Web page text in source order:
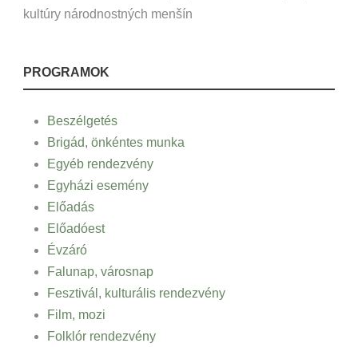
kultúry národnostných menšín
PROGRAMOK
Beszélgetés
Brigád, önkéntes munka
Egyéb rendezvény
Egyházi esemény
Előadás
Előadóest
Évzáró
Falunap, városnap
Fesztivál, kulturális rendezvény
Film, mozi
Folklór rendezvény